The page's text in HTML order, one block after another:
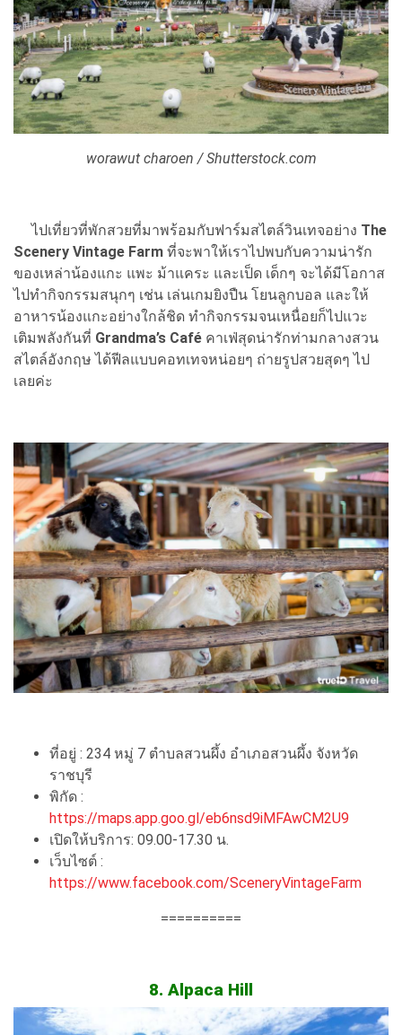
worawut charoen / Shutterstock.com
ไปเที่ยวที่พักสวยที่มาพร้อมกับฟาร์มสไตล์วินเทจอย่าง The
Scenery Vintage Farm ที่จะพาให้เราไปพบกับความน่ารัก
ของเหล่าน้องแกะ แพะ ม้าแคระ และเป็ด เด็กๆ จะได้มีโอกาส
ไปทำกิจกรรมสนุกๆ เช่น เล่นเกมยิงปืน โยนลูกบอล และให้
อาหารน้องแกะอย่างใกล้ชิด ทำกิจกรรมจนเหนื่อยก็ไปแวะ
เติมพลังกันที่ Grandma’s Café คาเฟ่สุดน่ารักท่ามกลางสวน
สไตล์อังกฤษ ได้ฟีลแบบคอทเทจหน่อยๆ ถ่ายรูปสวยสุดๆ ไป
เลยค่ะ
ที่อยู่ : 234 หมู่ 7 ตำบลสวนผึ้ง อำเภอสวนผึ้ง จังหวัด
ราชบุรี
พิกัด :
https://maps.app.goo.gl/eb6nsd9iMFAwCM2U9
เปิดให้บริการ: 09.00-17.30 น.
เว็บไซต์ :
https://www.facebook.com/SceneryVintageFarm
==========
8. Alpaca Hill